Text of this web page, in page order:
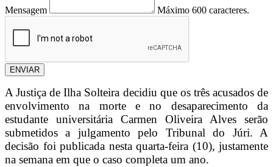
Mensagem Máximo 600 caracteres.
ENVIAR
A Justiça de Ilha Solteira decidiu que os três acusados de
envolvimento na morte e no desaparecimento da
estudante universitária Carmen Oliveira Alves serão
submetidos a julgamento pelo Tribunal do Júri. A
decisão foi publicada nesta quarta-feira (10), justamente
na semana em que o caso completa um ano.